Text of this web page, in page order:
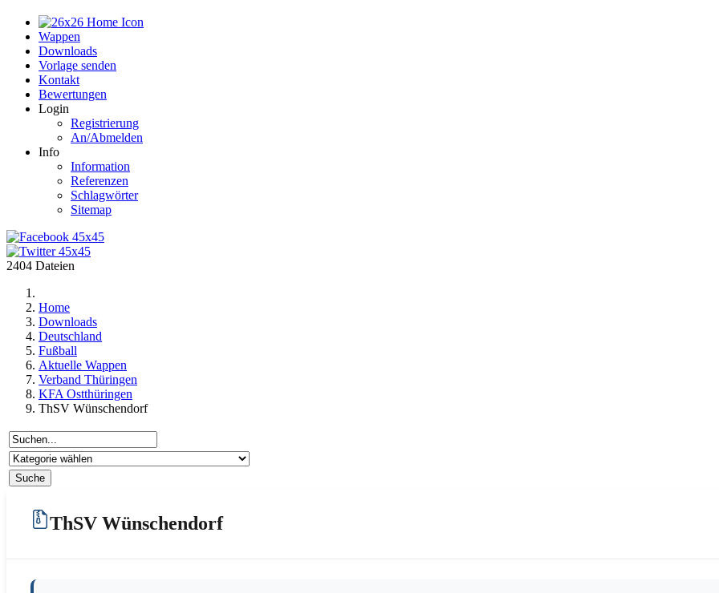
Wappen
Downloads
Vorlage senden
Kontakt
Bewertungen
Login
Registrierung
An/Abmelden
Info
Information
Referenzen
Schlagwörter
Sitemap
2404 Dateien
Home
Downloads
Deutschland
Fußball
Aktuelle Wappen
Verband Thüringen
KFA Ostthüringen
ThSV Wünschendorf
ThSV Wünschendorf